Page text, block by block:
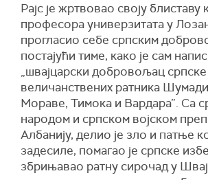
Рајс је жртвовао своју блиставу
професора универзитата у
прогласио себе српским
постајући тиме, како је сам
„швајцарски добровољац српске
величанствених ратника
Мораве, Тимока и Вардара”. Са
народом и српском војском
Албанију, делио је зло и патње
задесиле, помагао је српске
збрињавао ратну сирочад у